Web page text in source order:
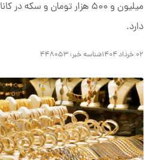
دارد.
۰۲ خرداد ۱۴۰۴ شناسه خبر:۴۴۸۰۵۳